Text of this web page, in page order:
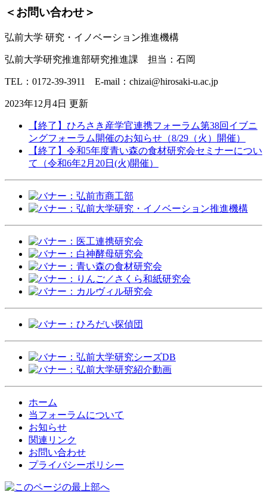
＜お問い合わせ＞
弘前大学 研究・イノベーション推進機構
弘前大学研究推進部研究推進課 担当：石岡
TEL：0172-39-3911 E-mail：chizai@hirosaki-u.ac.jp
2023年12月4日 更新
【終了】ひろさき産学官連携フォーラム第38回イブニ
ングフォーラム開催のお知らせ（8/29（火）開催）
【終了】令和5年度青い森の食材研究会セミナーについ
て（令和6年2月20日(火)開催）
ホーム
当フォーラムについて
お知らせ
関連リンク
お問い合わせ
プライバシーポリシー